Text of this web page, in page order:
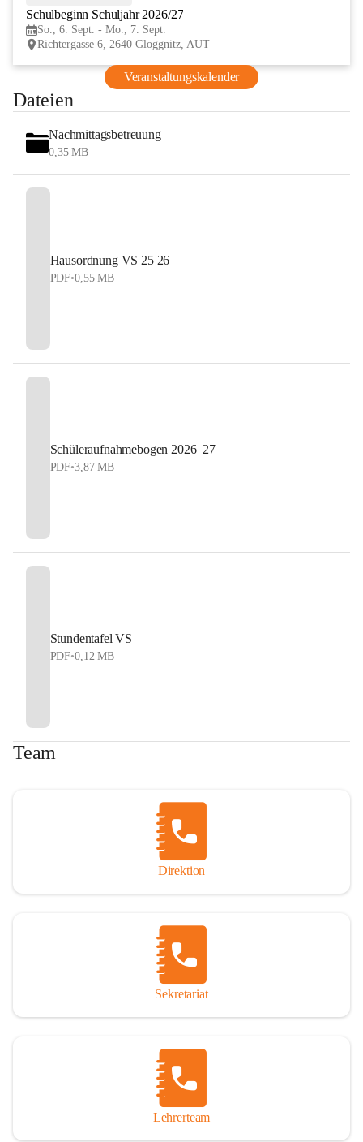
Schulbeginn Schuljahr 2026/27
So., 6. Sept. - Mo., 7. Sept.
Richtergasse 6, 2640 Gloggnitz, AUT
Veranstaltungskalender
Dateien
Nachmittagsbetreuung
0,35 MB
Hausordnung VS 25 26
PDF•0,55 MB
Schüleraufnahmebogen 2026_27
PDF•3,87 MB
Stundentafel VS
PDF•0,12 MB
Team
Direktion
Sekretariat
Lehrerteam